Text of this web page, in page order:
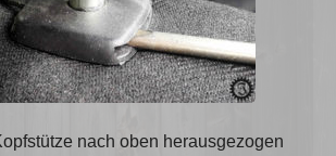
nach oben herausgezogen